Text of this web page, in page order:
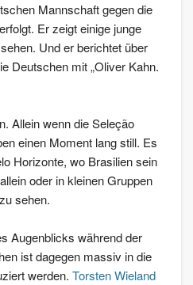
Mannschaft gegen die
Er zeigt einige junge
Und er berichtet über
Deutschen mit „Oliver Kahn.
Allein wenn die Seleção
einen Moment lang still. Es
Horizonte, wo Brasilien sein
oder in kleinen Gruppen
sehen.
Augenblicks während der
ist dagegen massiv in die
werden. Torsten Wieland